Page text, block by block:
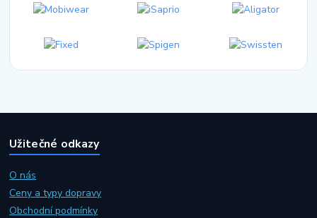
Užitečné odkazy
O nás
Ceny a typy dopravy
Obchodní podmínky